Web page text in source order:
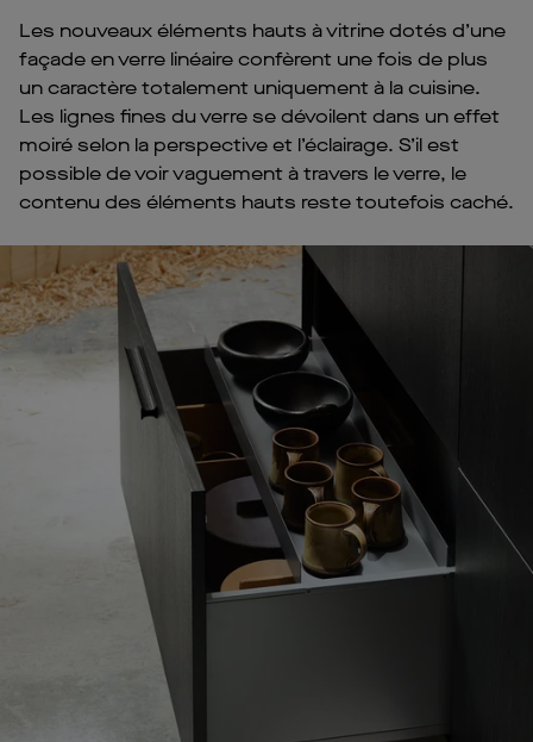
Les nouveaux éléments hauts à vitrine dotés d’une
façade en verre linéaire confèrent une fois de plus
un caractère totalement uniquement à la cuisine.
Les lignes fines du verre se dévoilent dans un effet
moiré selon la perspective et l’éclairage. S’il est
possible de voir vaguement à travers le verre, le
contenu des éléments hauts reste toutefois caché.